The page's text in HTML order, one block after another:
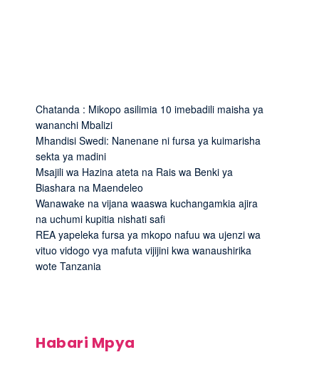
Chatanda : Mikopo asilimia 10 imebadili maisha ya
wananchi Mbalizi
Mhandisi Swedi: Nanenane ni fursa ya kuimarisha
sekta ya madini
Msajili wa Hazina ateta na Rais wa Benki ya
Biashara na Maendeleo
Wanawake na vijana waaswa kuchangamkia ajira
na uchumi kupitia nishati safi
REA yapeleka fursa ya mkopo nafuu wa ujenzi wa
vituo vidogo vya mafuta vijijini kwa wanaushirika
wote Tanzania
Habari Mpya